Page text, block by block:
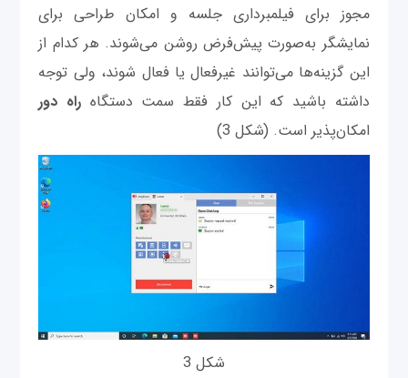
مجوز برای فیلمبرداری جلسه و امکان طراحی برای
نمایشگر به‌صورت پیش‌فرض روشن می‌شوند. هر کدام از
این گزینه‌ها می‌توانند غیرفعال یا فعال شوند، ولی توجه
داشته باشید که این کار فقط سمت دستگاه راه دور
امکان‌پذیر است. (شکل 3)
شکل 3